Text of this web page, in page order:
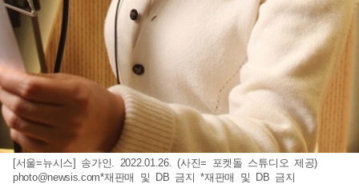
[서울=뉴시스] 송가인. 2022.01.26. (사진= 포켓돌 스튜디오 제공)
photo@newsis.com*재판매 및 DB 금지 *재판매 및 DB 금지